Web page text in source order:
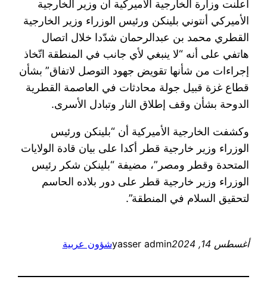
أعلنت وزارة الخارجية الأميركية أن وزير الخارجية
الأميركي أنتوني بلينكن ورئيس الوزراء وزير الخارجية
القطري محمد بن عبدالرحمان شدّدا خلال اتصال
هاتفي على أنه “لا ينبغي لأي جانب في المنطقة اتّخاذ
إجراءات من شأنها تقويض جهود التوصل لاتفاق” بشأن
قطاع غزة قبيل جولة محادثات في العاصمة القطرية
الدوحة بشأن وقف إطلاق النار وتبادل الأسرى.
وكشفت الخارجية الأميركية أن “بلينكن ورئيس
الوزراء وزير خارجية قطر أكدا على بيان قادة الولايات
المتحدة وقطر ومصر”، مضيفة “بلينكن شكر رئيس
الوزراء وزير خارجية قطر على دور بلاده الحاسم
لتحقيق السلام في المنطقة”.
أغسطس 14, 2024 yasser adminشؤون عربية